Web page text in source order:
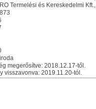
Termelési és Kereskedelmi
megerősítve: 2018.12.17-től.
visszavonva: 2019.11.20-tól.